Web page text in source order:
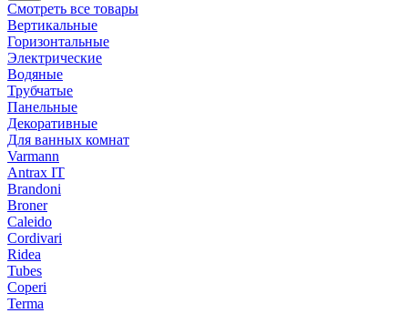
Смотреть все товары
Вертикальные
Горизонтальные
Электрические
Водяные
Трубчатые
Панельные
Декоративные
Для ванных комнат
Varmann
Antrax IT
Brandoni
Broner
Caleido
Cordivari
Ridea
Tubes
Coperi
Terma